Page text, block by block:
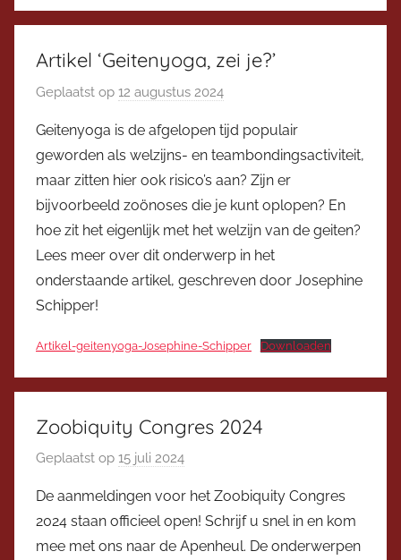
Artikel ‘Geitenyoga, zei je?’
Geplaatst op 12 augustus 2024
o
r
V
i
c
e
v
r
i
t
Geitenyoga is de afgelopen tijd populair
geworden als welzijns- en teambondingsactiviteit,
maar zitten hier ook risico’s aan? Zijn er
bijvoorbeeld zoönoses die je kunt oplopen? En
hoe zit het eigenlijk met het welzijn van de geiten?
Lees meer over dit onderwerp in het
onderstaande artikel, geschreven door Josephine
Schipper!
Artikel-geitenyoga-Josephine-Schipper Downloaden
Zoobiquity Congres 2024
Geplaatst op 15 juli 2024
o
r
V
De aanmeldingen voor het Zoobiquity Congres
2024 staan officieel open! Schrijf u snel in en kom
mee met ons naar de Apenheul. De onderwerpen